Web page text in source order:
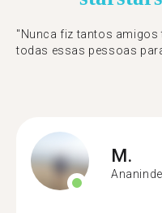
"Nunca fiz tantos amigos
todas essas pessoas
M.